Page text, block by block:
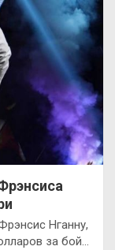
Нганну,
за бой…